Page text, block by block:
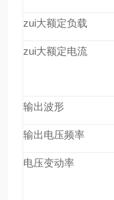
zui大额定负载
zui大额定电流
输出波形
输出电压频率
电压变动率